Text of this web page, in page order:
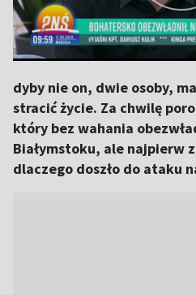
dyby nie on, dwie osoby,
stracić życie. Za chwilę
który bez wahania
Białymstoku, ale najpierw
dlaczego doszło do ataku